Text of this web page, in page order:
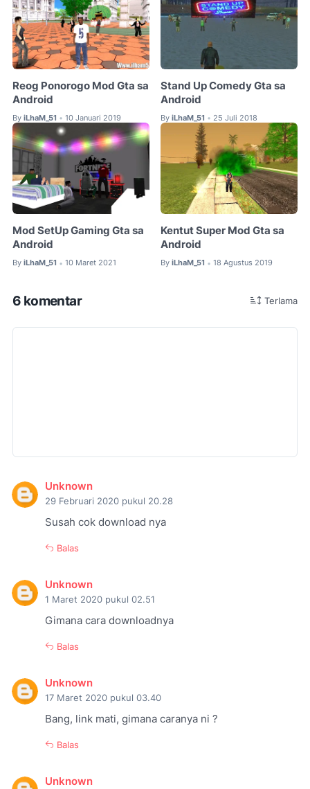
Reog Ponorogo Mod Gta sa
Android
By iLhaM_51 • 10 Januari 2019
Stand Up Comedy Gta sa
Android
By iLhaM_51 • 25 Juli 2018
Mod SetUp Gaming Gta sa
Android
By iLhaM_51 • 10 Maret 2021
Kentut Super Mod Gta sa
Android
By iLhaM_51 • 18 Agustus 2019
6 komentar Terlama
Unknown
29 Februari 2020 pukul 20.28
Susah cok download nya
Balas
Unknown
1 Maret 2020 pukul 02.51
Gimana cara downloadnya
Balas
Unknown
17 Maret 2020 pukul 03.40
Bang, link mati, gimana caranya ni ?
Balas
Unknown